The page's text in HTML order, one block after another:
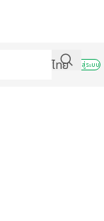
ไทย
เข้าสู่ระบบ